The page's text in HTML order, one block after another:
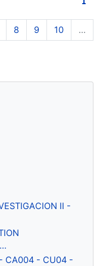
6 7
8Página 8
9Página 9
10Página 10
…
II -
- CA004 - CU04 -